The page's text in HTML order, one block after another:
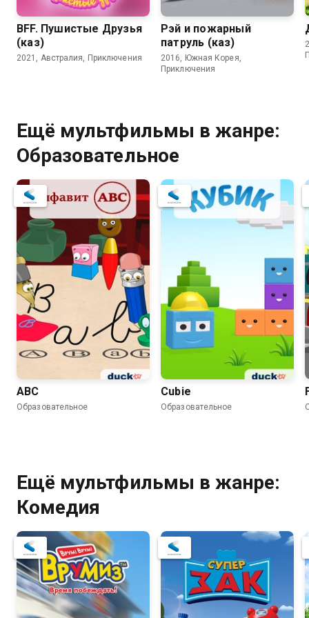
BFF. Пушистые Друзья
(каз)
2021, Австралия, Приключения
Рэй и пожарный
патруль (каз)
2016, Южная Корея,
Приключения
Ещё мультфильмы в жанре:
Образовательное
ABC
Образовательное
Cubie
Образовательное
Ещё мультфильмы в жанре:
Комедия